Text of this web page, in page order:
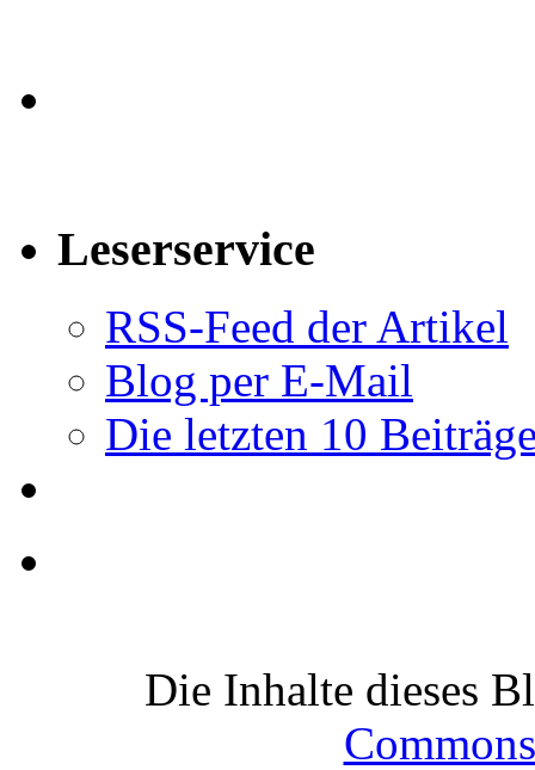
Leserservice
RSS-Feed der Artikel
Blog per E-Mail
Die letzten 10
Die Inhalte dieses